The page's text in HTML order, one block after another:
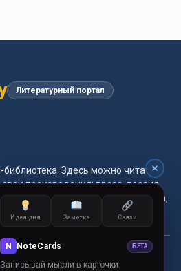
Литературный портал
Здесь можно читать
произведения: проза, поэзия,
жанры и метки, удобная читалка,
каждый день.
для читателей и авторов.
Идея дня Заметка Связи
N NoteCards БЕТА
Записывай мысли в карточки.